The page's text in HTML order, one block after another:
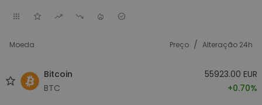
Moeda Preço / Alteração 24h
Bitcoin
BTC
55923.00 EUR
+0.70%